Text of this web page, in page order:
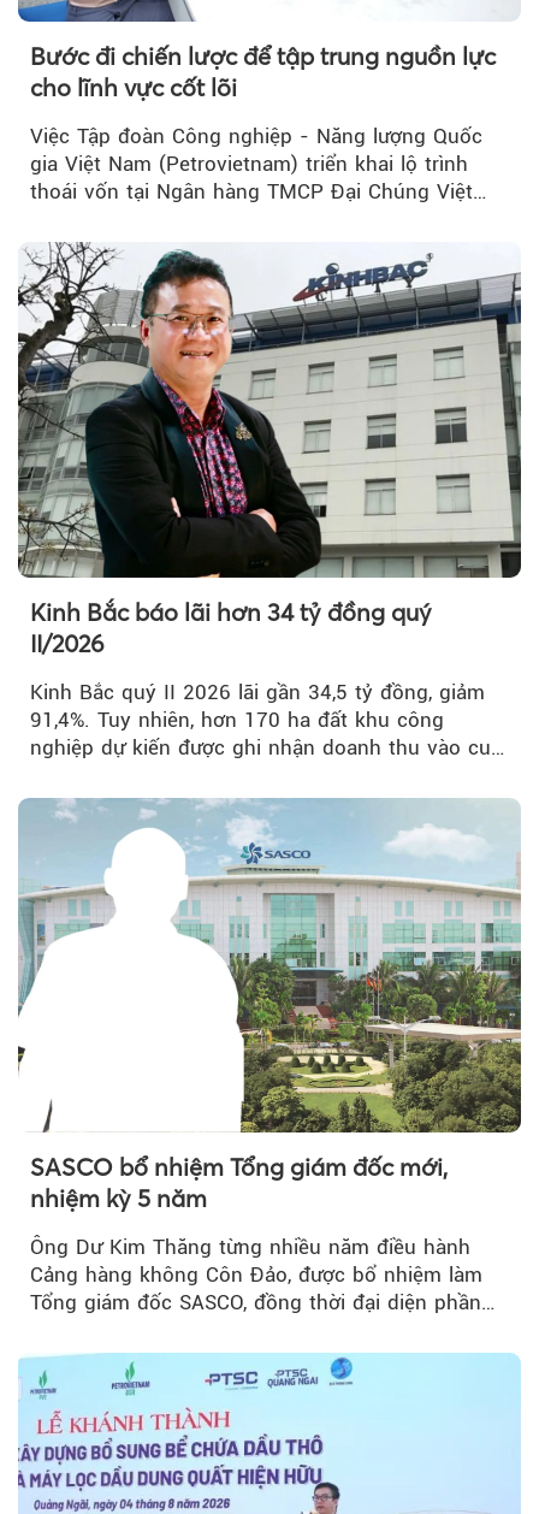
Theo
Bước đi chiến lược để tập trung nguồn lực
cho lĩnh vực cốt lõi
Việc Tập đoàn Công nghiệp - Năng lượng Quốc
gia Việt Nam (Petrovietnam) triển khai lộ trình
thoái vốn tại Ngân hàng TMCP Đại Chúng Việt
Kinh Bắc báo lãi hơn 34 tỷ đồng quý
II/2026
Kinh Bắc quý II 2026 lãi gần 34,5 tỷ đồng, giảm
91,4%. Tuy nhiên, hơn 170 ha đất khu công
nghiệp dự kiến được ghi nhận doanh thu vào cuối
SASCO bổ nhiệm Tổng giám đốc mới,
nhiệm kỳ 5 năm
Ông Dư Kim Thăng từng nhiều năm điều hành
Cảng hàng không Côn Đảo, được bổ nhiệm làm
Tổng giám đốc SASCO, đồng thời đại diện phần